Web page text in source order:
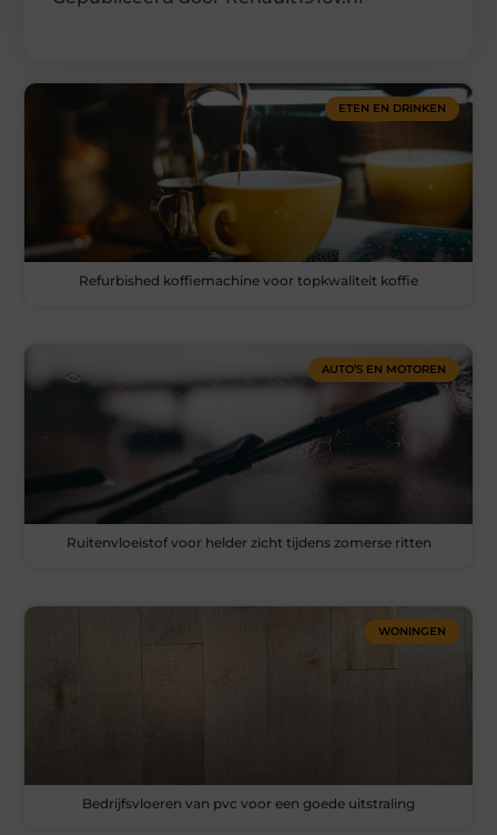
ETEN EN DRINKEN
Refurbished koffiemachine voor topkwaliteit koffie
AUTO’S EN MOTOREN
Ruitenvloeistof voor helder zicht tijdens zomerse ritten
WONINGEN
Bedrijfsvloeren van pvc voor een goede uitstraling